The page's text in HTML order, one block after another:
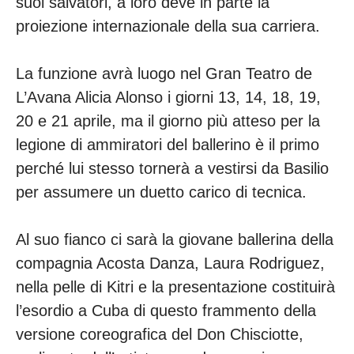
proiezione internazionale della sua carriera.
La funzione avrà luogo nel Gran Teatro de
L’Avana Alicia Alonso i giorni 13, 14, 18, 19,
20 e 21 aprile, ma il giorno più atteso per la
legione di ammiratori del ballerino è il primo
perché lui stesso tornerà a vestirsi da Basilio
per assumere un duetto carico di tecnica.
Al suo fianco ci sarà la giovane ballerina della
compagnia Acosta Danza, Laura Rodriguez,
nella pelle di Kitri e la presentazione costituirà
l’esordio a Cuba di questo frammento della
versione coreografica del Don Chisciotte,